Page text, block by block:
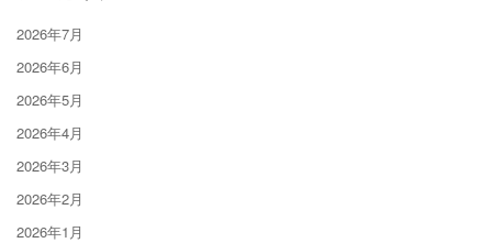
2026年7月
2026年6月
2026年5月
2026年4月
2026年3月
2026年2月
2026年1月